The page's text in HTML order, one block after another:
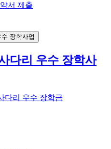
서 제출
장학사업
다리 우수 장학사
다리 우수 장학금